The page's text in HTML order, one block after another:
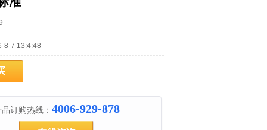
8-7 13:4:48
品订购热线： 4006-929-878